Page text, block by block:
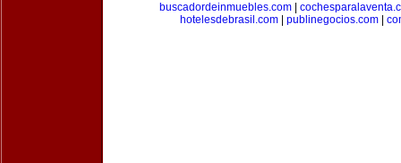
buscadordeinmuebles.com
hotelesdebrasil.com
publinegocios.com